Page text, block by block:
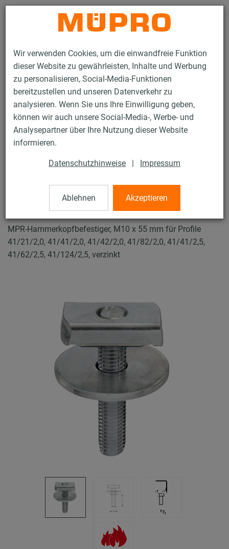
Wir verwenden Cookies, um die einwandfreie Funktion
dieser Website zu gewährleisten, Inhalte und Werbung
zu personalisieren, Social-Media-Funktionen
bereitzustellen und unseren Datenverkehr zu
analysieren. Wenn Sie uns Ihre Einwilligung geben,
können wir auch unsere Social-Media-, Werbe- und
Analysepartner über Ihre Nutzung dieser Website
informieren.
Datenschutzhinweise | Impressum
Ablehnen Akzeptieren
Kontakt
Produkte Befestigungstechnik
Lüftungsbefestigung
Installationsschienen für die Lüftungsbefestigung
MPR-Systemschienen (leichter bis mittlerer Lastbereich)
MPR-Hammerkopfbefestiger
10 / 64
MPR-Hammerkopfbefestiger
MPR-Hammerkopfbefestiger, M10 x 55 mm für Profile
41/21/2,0, 41/41/2,0, 41/42/2,0, 41/82/2,0, 41/41/2,5,
41/62/2,5, 41/124/2,5, verzinkt